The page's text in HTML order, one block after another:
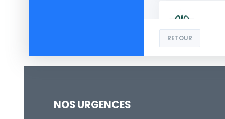
RETOUR
NOS URGENCES